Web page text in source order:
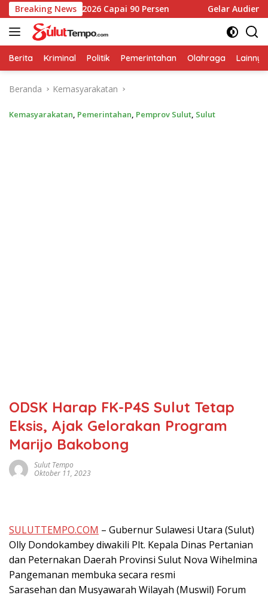
Langsung
ke
konten
Breaking News
TIFF 2026 Capai 90 Persen Gelar Audiensi, CS-
Berita Kriminal Politik Pemerintahan Olahraga Lainnya
Beranda Kemasyarakatan
Kemasyarakatan, Pemerintahan, Pemprov Sulut, Sulut
ODSK Harap FK-P4S Sulut Tetap
Eksis, Ajak Gelorakan Program
Marijo Bakobong
Sulut Tempo
Oktober 11, 2023
SULUTTEMPO.COM – Gubernur Sulawesi Utara (Sulut)
Olly Dondokambey diwakili Plt. Kepala Dinas Pertanian
dan Peternakan Daerah Provinsi Sulut Nova Wihelmina
Pangemanan membuka secara resmi
Sarasehan dan Musyawarah Wilayah (Muswil) Forum